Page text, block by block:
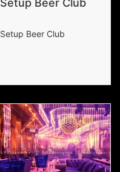
Setup Beer Club
Setup Beer Club